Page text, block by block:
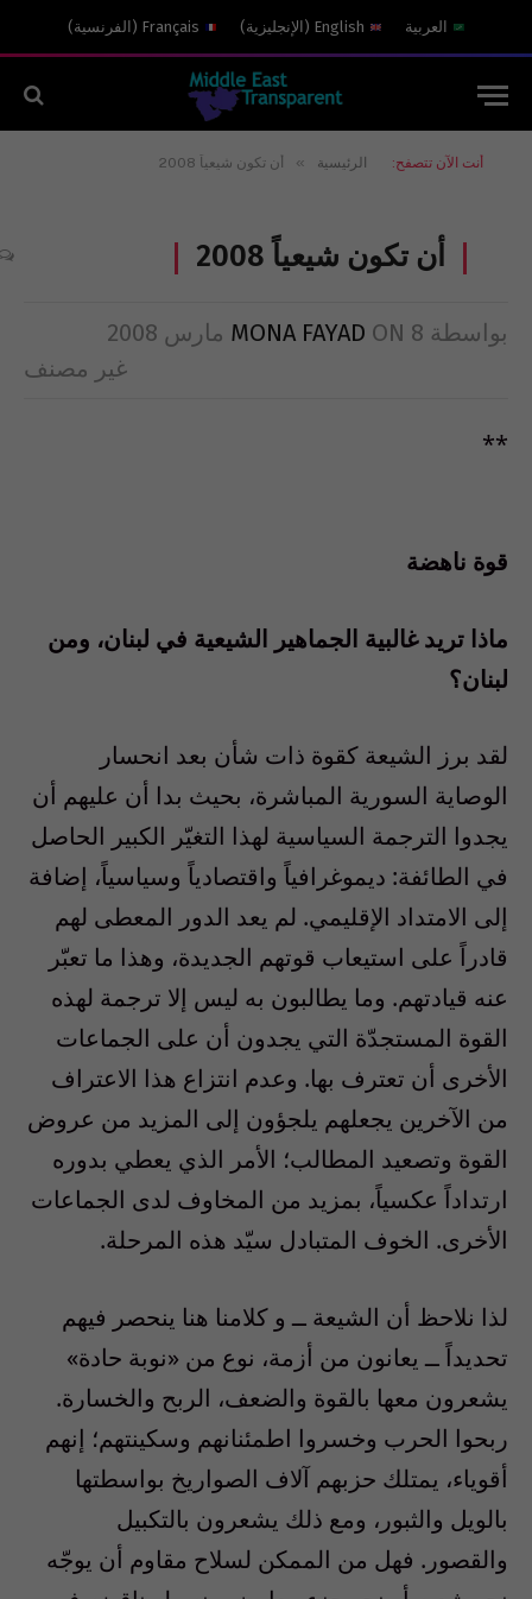
العربية English
( الإنجليزية)
Français
( الفرنسية)
أنت الآن تتصفح: الرئيسية » أن تكون شيعياً 2008
أن تكون شيعياً 2008
بواسطة MONA FAYAD ON 8 مارس 2008
غير مصنف
**
قوة ناهضة
ماذا تريد غالبية الجماهير الشيعية في لبنان، ومن
لبنان؟
لقد برز الشيعة كقوة ذات شأن بعد انحسار
الوصاية السورية المباشرة، بحيث بدا أن عليهم أن
يجدوا الترجمة السياسية لهذا التغيّر الكبير الحاصل
في الطائفة: ديموغرافياً واقتصادياً وسياسياً، إضافة
إلى الامتداد الإقليمي. لم يعد الدور المعطى لهم
قادراً على استيعاب قوتهم الجديدة، وهذا ما تعبّر
عنه قيادتهم. وما يطالبون به ليس إلا ترجمة لهذه
القوة المستجدّة التي يجدون أن على الجماعات
الأخرى أن تعترف بها. وعدم انتزاع هذا الاعتراف
من الآخرين يجعلهم يلجؤون إلى المزيد من عروض
القوة وتصعيد المطالب؛ الأمر الذي يعطي بدوره
ارتداداً عكسياً، بمزيد من المخاوف لدى الجماعات
الأخرى. الخوف المتبادل سيّد هذه المرحلة.
لذا نلاحظ أن الشيعة ــ و كلامنا هنا ينحصر فيهم
تحديداً ــ يعانون من أزمة، نوع من «نوبة حادة»
يشعرون معها بالقوة والضعف، الربح والخسارة.
ربحوا الحرب وخسروا اطمئنانهم وسكينتهم؛ إنهم
أقوياء، يمتلك حزبهم آلاف الصواريخ بواسطتها
بالويل والثبور، ومع ذلك يشعرون بالتكبيل
والقصور. فهل من الممكن لسلاح مقاوم أن يوجّه